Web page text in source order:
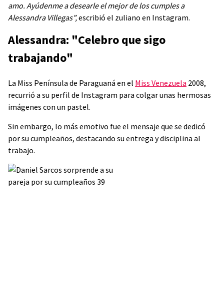
amo. Ayúdenme a desearle el mejor de los cumples a
Alessandra Villegas”,escribió el zuliano en Instagram.
Alessandra: "Celebro que sigo
trabajando"
La Miss Península de Paraguaná en el Miss Venezuela 2008,
recurrió a su perfil de Instagram para colgar unas hermosas
imágenes con un pastel.
Sin embargo, lo más emotivo fue el mensaje que se dedicó
por su cumpleaños, destacando su entrega y disciplina al
trabajo.